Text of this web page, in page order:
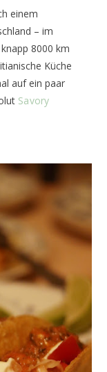
einem
– im
8000 km
Küche
auf ein paar
Savory